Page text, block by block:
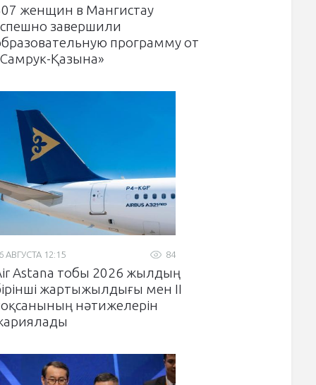
женщин в Мангистау
завершили
программу от
Қазына»
84
АВГУСТА 12:15
Astana тобы 2026 жылдың
жартыжылдығы мен II
нәтижелерін